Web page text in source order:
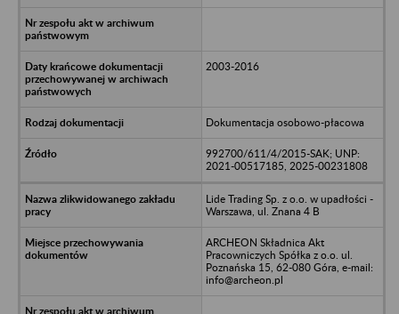
2003-2016
Dokumentacja osobowo-płacowa
992700/611/4/2015-SAK; UNP:
2021-00517185, 2025-00231808
Lide Trading Sp. z o.o. w upadłości -
Warszawa, ul. Znana 4 B
ARCHEON Składnica Akt
Pracowniczych Spółka z o.o. ul.
Poznańska 15, 62-080 Góra, e-mail:
info@archeon.pl